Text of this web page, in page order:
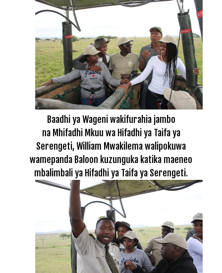
Baadhi ya Wageni wakifurahia jambo
na Mhifadhi Mkuu wa Hifadhi ya Taifa ya
Serengeti, William Mwakilema walipokuwa
wamepanda Baloon kuzunguka katika maeneo
mbalimbali ya Hifadhi ya Taifa ya Serengeti.